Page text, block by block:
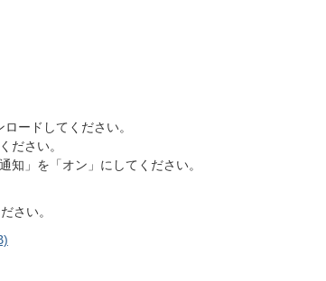
ードしてください。
ださい。
知」を「オン」にしてください。
さい。